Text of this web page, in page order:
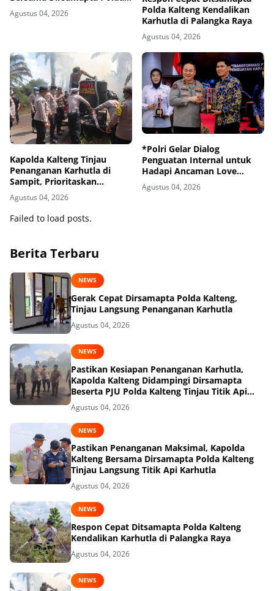
Kalteng Tinjau Langsung
Titik Api Karhutla
Agustus 04, 2026
Polda Kalteng Kendalikan
Karhutla di Palangka Raya
Agustus 04, 2026
Kapolda Kalteng Tinjau
Penanganan Karhutla di
Sampit, Prioritaskan
Pemadaman di Titik
Terbakar
Agustus 04, 2026
*Polri Gelar Dialog
Penguatan Internal untuk
Hadapi Ancaman Love
Scamming di Era Digital*
Agustus 04, 2026
Failed to load posts.
Berita Terbaru
NEWS
Gerak Cepat Dirsamapta Polda Kalteng,
Tinjau Langsung Penanganan Karhutla
Agustus 04, 2026
NEWS
Pastikan Kesiapan Penanganan Karhutla,
Kapolda Kalteng Didampingi Dirsamapta
Beserta PJU Polda Kalteng Tinjau Titik Api
dan Pos Satgas di Kotawaringin Timur
Agustus 04, 2026
NEWS
Pastikan Penanganan Maksimal, Kapolda
Kalteng Bersama Dirsamapta Polda Kalteng
Tinjau Langsung Titik Api Karhutla
Agustus 04, 2026
NEWS
Respon Cepat Ditsamapta Polda Kalteng
Kendalikan Karhutla di Palangka Raya
Agustus 04, 2026
NEWS